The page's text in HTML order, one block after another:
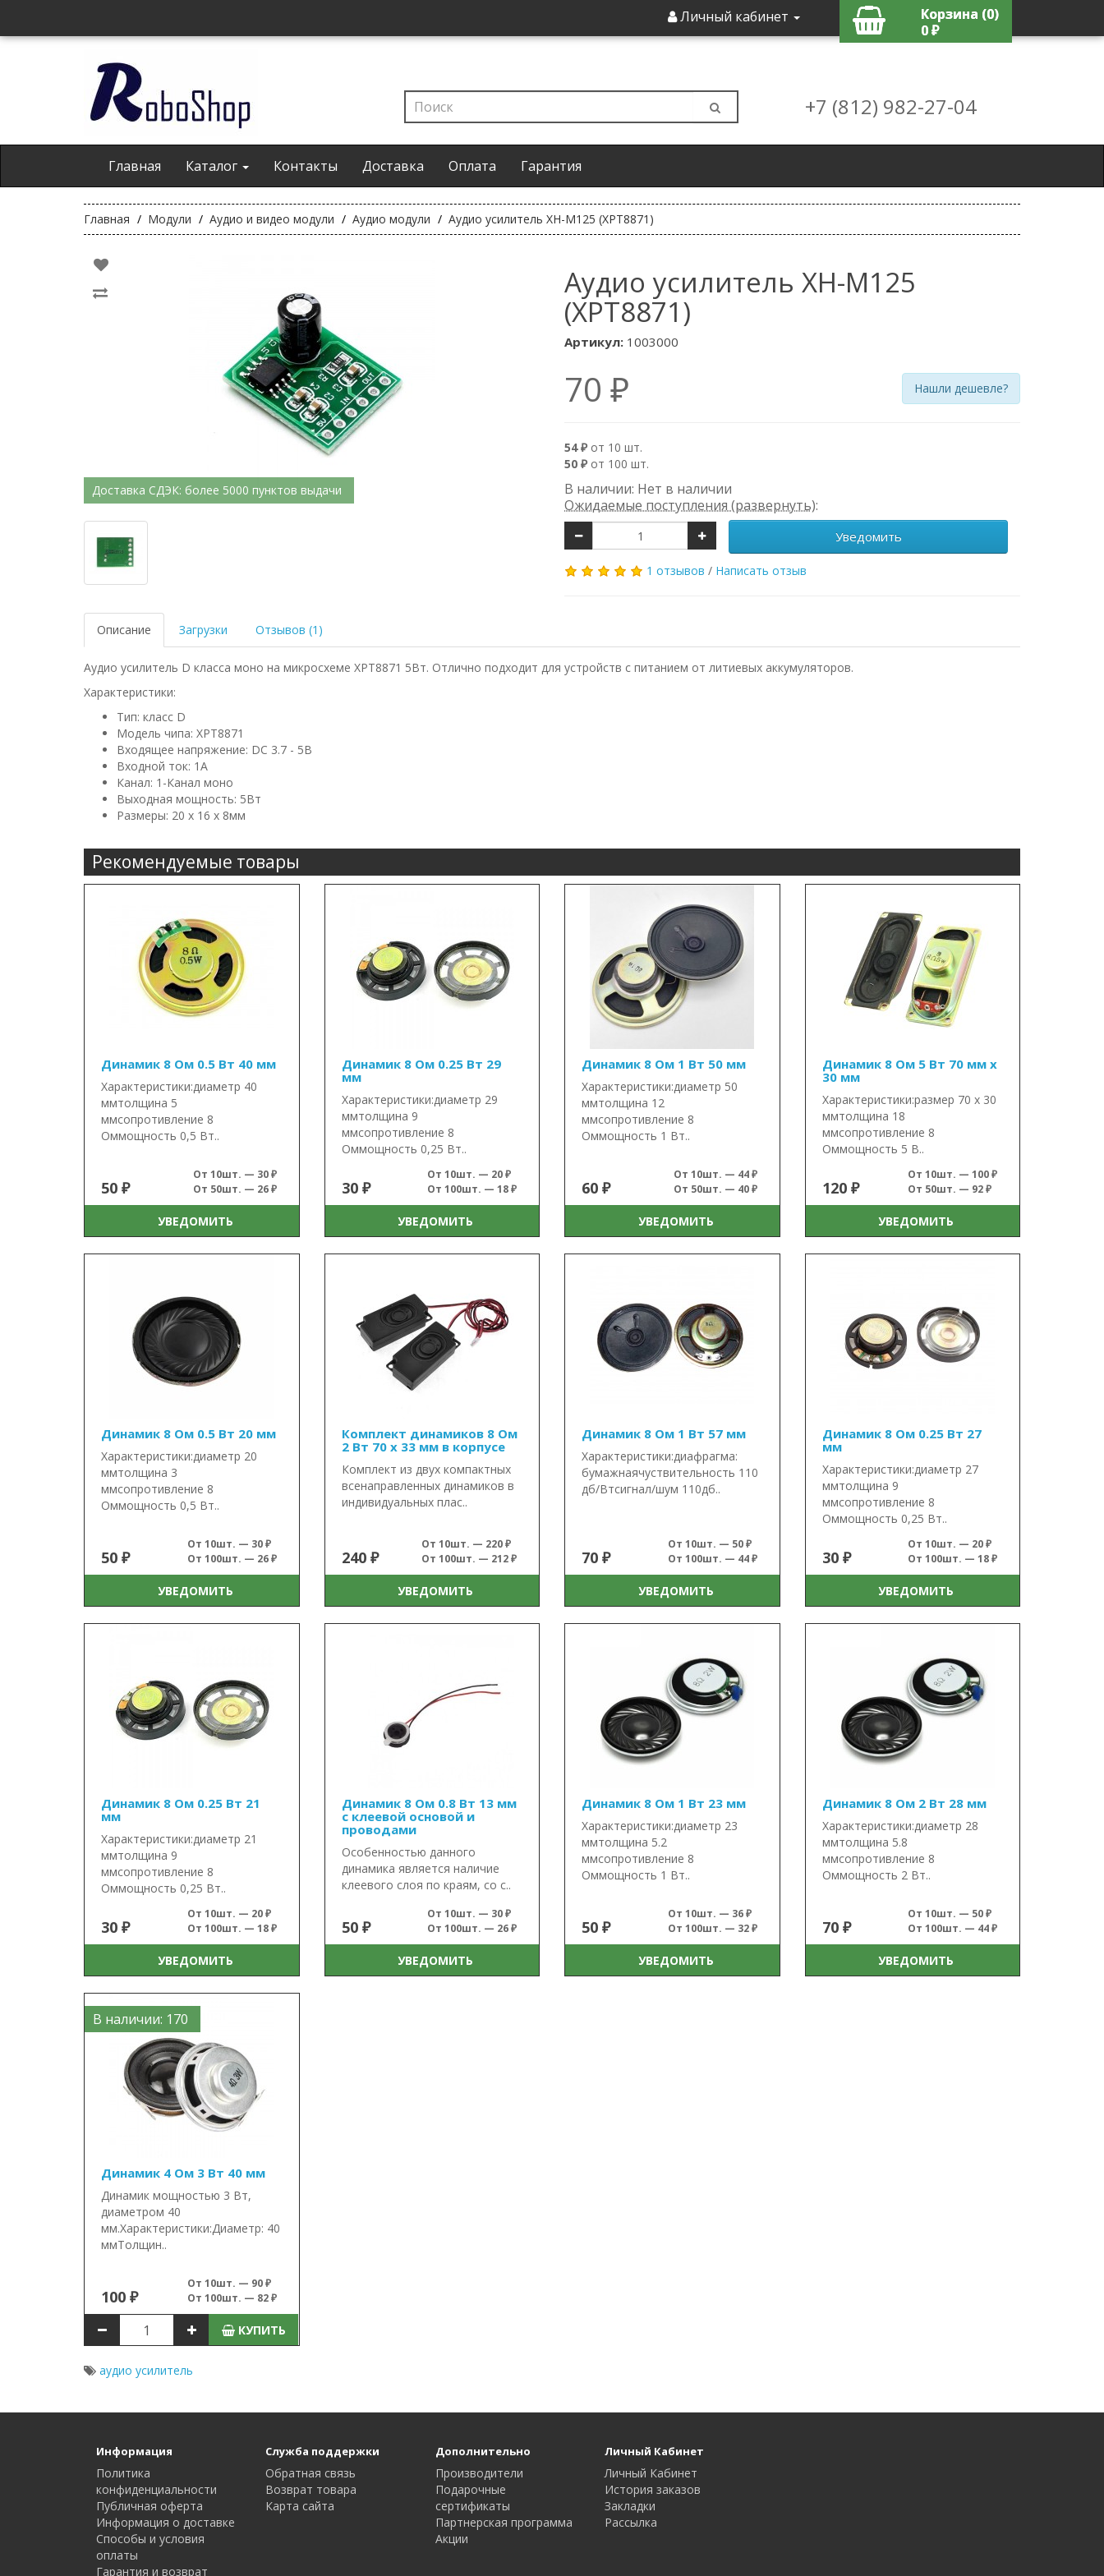
Личный кабинет
Корзина (0)
0 ₽
+7 (812) 982-27-04
Главная Каталог Контакты Доставка Оплата Гарантия
Главная Модули Аудио и видео модули Аудио модули Аудио усилитель XH-M125 (XPT8871)
Доставка СДЭК: более 5000 пунктов выдачи
Аудио усилитель XH-M125
(XPT8871)
Артикул: 1003000
70 ₽ Нашли дешевле?
54 ₽ от 10 шт.
50 ₽ от 100 шт.
В наличии: Нет в наличии
Ожидаемые поступления (развернуть):
Уведомить
1 отзывов / Написать отзыв
Описание Загрузки Отзывов (1)
Аудио усилитель D класса моно на микросхеме XPT8871 5Вт. Отлично подходит для устройств с питанием от литиевых аккумуляторов.
Характеристики:
Тип: класс D
Модель чипа: XPT8871
Входящее напряжение: DC 3.7 - 5В
Входной ток: 1A
Канал: 1-Канал моно
Выходная мощность: 5Вт
Размеры: 20 x 16 x 8мм
Рекомендуемые товары
Динамик 8 Ом 0.5 Вт 40 мм
Характеристики:диаметр 40
ммтолщина 5
ммсопротивление 8
Оммощность 0,5 Вт..
50 ₽
От 10шт. — 30 ₽
От 50шт. — 26 ₽
УВЕДОМИТЬ
Динамик 8 Ом 0.25 Вт 29
мм
Характеристики:диаметр 29
ммтолщина 9
ммсопротивление 8
Оммощность 0,25 Вт..
30 ₽
От 10шт. — 20 ₽
От 100шт. — 18 ₽
УВЕДОМИТЬ
Динамик 8 Ом 1 Вт 50 мм
Характеристики:диаметр 50
ммтолщина 12
ммсопротивление 8
Оммощность 1 Вт..
60 ₽
От 10шт. — 44 ₽
От 50шт. — 40 ₽
УВЕДОМИТЬ
Динамик 8 Ом 5 Вт 70 мм x
30 мм
Характеристики:размер 70 x 30
ммтолщина 18
ммсопротивление 8
Оммощность 5 В..
120 ₽
От 10шт. — 100 ₽
От 50шт. — 92 ₽
УВЕДОМИТЬ
Динамик 8 Ом 0.5 Вт 20 мм
Характеристики:диаметр 20
ммтолщина 3
ммсопротивление 8
Оммощность 0,5 Вт..
50 ₽
От 10шт. — 30 ₽
От 100шт. — 26 ₽
УВЕДОМИТЬ
Комплект динамиков 8 Ом
2 Вт 70 x 33 мм в корпусе
Комплект из двух компактных
всенаправленных динамиков в
индивидуальных плас..
240 ₽
От 10шт. — 220 ₽
От 100шт. — 212 ₽
УВЕДОМИТЬ
Динамик 8 Ом 1 Вт 57 мм
Характеристики:диафрагма:
бумажнаячуствительность 110
дб/Втсигнал/шум 110дб..
70 ₽
От 10шт. — 50 ₽
От 100шт. — 44 ₽
УВЕДОМИТЬ
Динамик 8 Ом 0.25 Вт 27
мм
Характеристики:диаметр 27
ммтолщина 9
ммсопротивление 8
Оммощность 0,25 Вт..
30 ₽
От 10шт. — 20 ₽
От 100шт. — 18 ₽
УВЕДОМИТЬ
Динамик 8 Ом 0.25 Вт 21
мм
Характеристики:диаметр 21
ммтолщина 9
ммсопротивление 8
Оммощность 0,25 Вт..
30 ₽
От 10шт. — 20 ₽
От 100шт. — 18 ₽
УВЕДОМИТЬ
Динамик 8 Ом 0.8 Вт 13 мм
с клеевой основой и
проводами
Особенностью данного
динамика является наличие
клеевого слоя по краям, со с..
50 ₽
От 10шт. — 30 ₽
От 100шт. — 26 ₽
УВЕДОМИТЬ
Динамик 8 Ом 1 Вт 23 мм
Характеристики:диаметр 23
ммтолщина 5.2
ммсопротивление 8
Оммощность 1 Вт..
50 ₽
От 10шт. — 36 ₽
От 100шт. — 32 ₽
УВЕДОМИТЬ
Динамик 8 Ом 2 Вт 28 мм
Характеристики:диаметр 28
ммтолщина 5.8
ммсопротивление 8
Оммощность 2 Вт..
70 ₽
От 10шт. — 50 ₽
От 100шт. — 44 ₽
УВЕДОМИТЬ
В наличии: 170
Динамик 4 Ом 3 Вт 40 мм
Динамик мощностью 3 Вт,
диаметром 40
мм.Характеристики:Диаметр: 40
ммТолщин..
100 ₽
От 10шт. — 90 ₽
От 100шт. — 82 ₽
КУПИТЬ
аудио усилитель
Информация
Политика
конфиденциальности
Публичная оферта
Информация о доставке
Способы и условия
оплаты
Гарантия и возврат
Служба поддержки
Обратная связь
Возврат товара
Карта сайта
Дополнительно
Производители
Подарочные
сертификаты
Партнерская программа
Акции
Личный Кабинет
Личный Кабинет
История заказов
Закладки
Рассылка